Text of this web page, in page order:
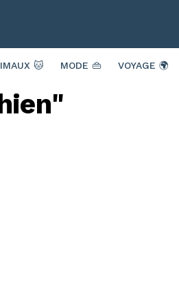
🐱 MODE 👜 VOYAGE 🌍